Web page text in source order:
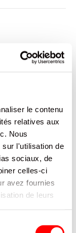
le contenu
relatives aux
Nous
sur l'utilisation de
sociaux, de
celles-ci
avez fournies
de leurs
les repas et